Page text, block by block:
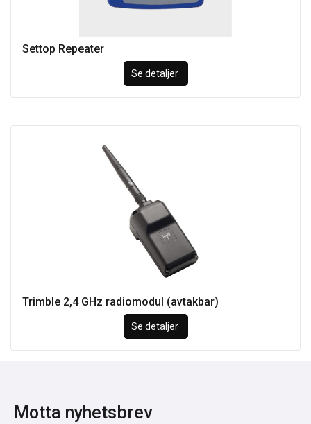
Settop Repeater
Se detaljer
Trimble 2,4 GHz radiomodul (avtakbar)
Se detaljer
Motta nyhetsbrev